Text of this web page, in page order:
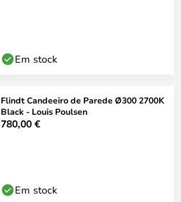
Em stock
Flindt Candeeiro de Parede Ø300 2700K
Black - Louis Poulsen
780,00 €
Em stock